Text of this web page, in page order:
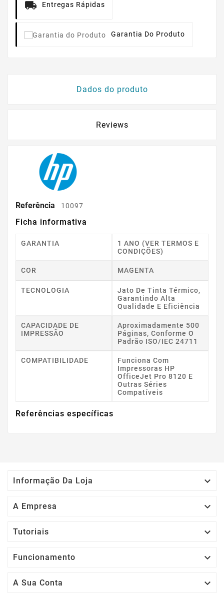
Entregas Rápidas
Garantia Do Produto
Dados do produto
Reviews
Referência 10097
Ficha informativa
GARANTIA
1 ANO (VER TERMOS E
CONDIÇÕES)
COR MAGENTA
TECNOLOGIA
Jato De Tinta Térmico,
Garantindo Alta
Qualidade E Eficiência
CAPACIDADE DE
IMPRESSÃO
Aproximadamente 500
Páginas, Conforme O
Padrão ISO/IEC 24711
COMPATIBILIDADE
Funciona Com
Impressoras HP
OfficeJet Pro 8120 E
Outras Séries
Compatíveis
Referências específicas
Informação Da Loja 
A Empresa 
Tutoriais 
Funcionamento 
A Sua Conta 